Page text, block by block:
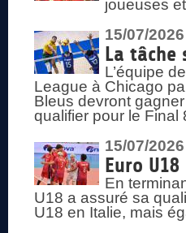
joueuses
15/07/2026
La tâche
L’équipe
League à Chicago
Bleus devront
qualifier pour le Final
15/07/2026
Euro
En
U18 a assuré sa
U18 en Italie, mais